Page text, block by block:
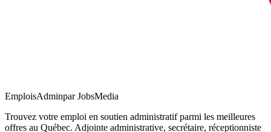
EmploisAdminpar JobsMedia
Trouvez votre emploi en soutien administratif parmi les meilleures
offres au Québec. Adjointe administrative, secrétaire, réceptionniste